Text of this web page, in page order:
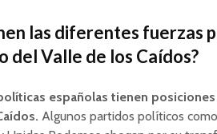
las diferentes fuerzas
del Valle de los Caídos?
españolas tienen
Algunos partidos políticos